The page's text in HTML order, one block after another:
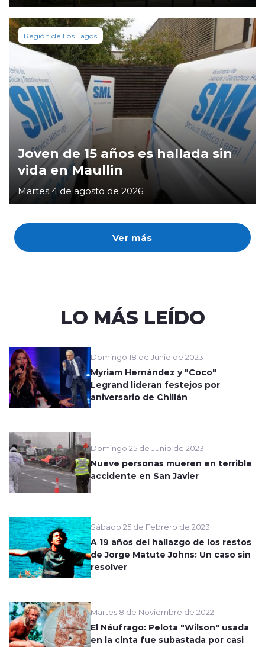
Ver más
Región de Los Lagos
Joven de 15 años es hallada sin
vida en Maullin
Martes 4 de agosto de 2026
LO MÁS LEÍDO
Domingo 18 de Junio de 2023
Myriam Hernández y "Coco"
Legrand lideran festejos por
aniversario de Chillán
Domingo 25 de Junio de 2023
Nueve personas mueren en terrible
accidente en San Javier
Sábado 25 de Febrero de 2023
A 19 años del hallazgo de los restos
de Jorge Matute Johns: Un caso sin
resolver
Martes 8 de Noviembre de 2022
El Náufrago: Pelota "Wilson" usada
en la cinta fue subastada por casi